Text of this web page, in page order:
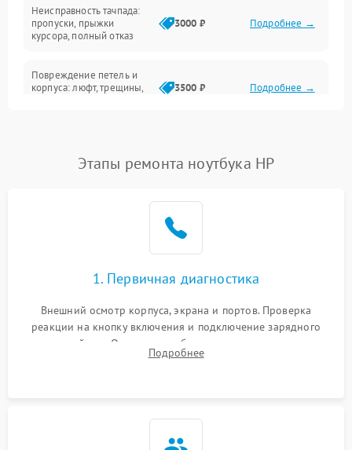
Сеть и интернет
Неисправность тачпада:
пропуски, прыжки
курсора, полный отказ
3000 ₽ Подробнее →
Повреждение петель и
корпуса: люфт, трещины,
3500 ₽ Подробнее →
невозможность зарядки,
2500 ₽ Подробнее →
2000 ₽
Перегрев из‑за пыли,
неисправности кулера
Выход из строя SSD или
HDD: медленная загрузка,
2000 ₽
Этапы ремонта ноутбука HP
1. Первичная диагностика
Внешний осмотр корпуса, экрана и портов. Проверка
реакции на кнопку включения и подключение зарядного
устройства. Оценка потребления тока с помощью
лабораторного блока питания для локализации проблемы.
Подробнее